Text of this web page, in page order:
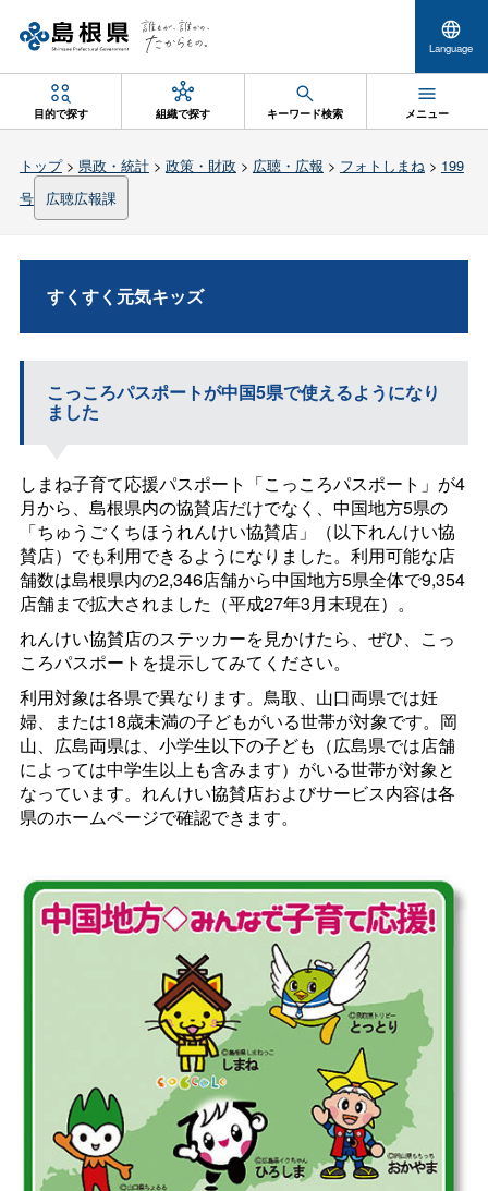
Language
目的で探す 組織で探す キーワード検索 メニュー
トップ> 県政・統計> 政策・財政 > 広聴・広報 > フォトしまね> 199
号
広聴広報課
すくすく元気キッズ
こっころパスポートが中国5県で使えるようになり
ました
しまね子育て応援パスポート「こっころパスポート」が4
月から、島根県内の協賛店だけでなく、中国地方5県の
「ちゅうごくちほうれんけい協賛店」（以下れんけい協
賛店）でも利用できるようになりました。利用可能な店
舗数は島根県内の2,346店舗から中国地方5県全体で9,354
店舗まで拡大されました（平成27年3月末現在）。
れんけい協賛店のステッカーを見かけたら、ぜひ、こっ
ころパスポートを提示してみてください。
利用対象は各県で異なります。鳥取、山口両県では妊
婦、または18歳未満の子どもがいる世帯が対象です。岡
山、広島両県は、小学生以下の子ども（広島県では店舗
によっては中学生以上も含みます）がいる世帯が対象と
なっています。れんけい協賛店およびサービス内容は各
県のホームページで確認できます。